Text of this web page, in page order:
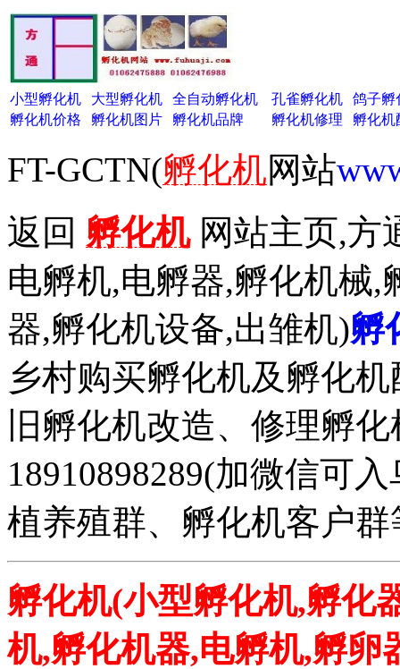
小型孵化机 大型孵化机 全自动孵化机 孔雀孵化机
鸽子孵
孵化机价格
孵化机图片 孵化机品牌 孵化机修理 孵化机
FT-GCTN(孵化机网站
返回 孵化机网站主页,方
电孵机,电孵器,孵化机械,
器,孵化机设备,出雏机)孵
乡村购买孵化机及孵化
旧孵化机改造、修理孵
18910898289(加微信可
植养殖群、孵化机客户
孵化机(小型孵化机,孵化
机,孵化机器,电孵机,孵卵